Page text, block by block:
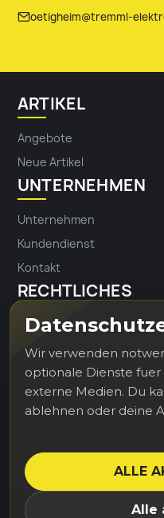
Wir verwenden
optionale Dienste fuer
externe Medien. Du
ablehnen oder deine
ALLE
Alle
oetigheim@tremml-
ARTIKEL
Angebote
Neue Artikel
UNTERNEHMEN
Unternehmen
Kundendienst
Kontakt
RECHTLICHES
Impressum
Datenschutz
Erhalten Sie unsere
Sie können Ihr Einverständnis
Kontaktinformationen finden